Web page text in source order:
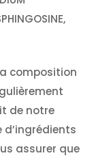
composition
de notre
assurer que